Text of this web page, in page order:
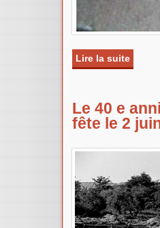
Lire la suite
Le 40 e
fête le 2